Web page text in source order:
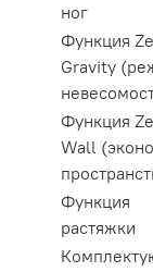
ног
Функция
Gravity
Функция
Wall
Функция
растяжки